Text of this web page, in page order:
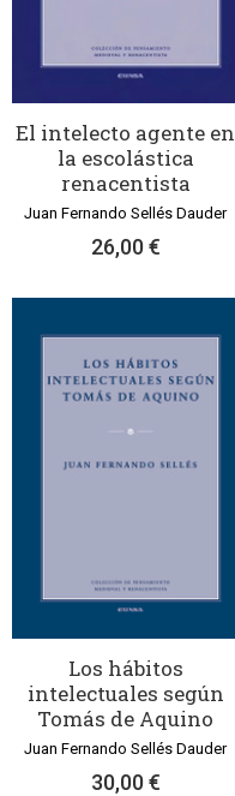
El intelecto agente en
la escolástica
renacentista
Juan Fernando Sellés Dauder
26,00 €
Los hábitos
intelectuales según
Tomás de Aquino
Juan Fernando Sellés Dauder
30,00 €